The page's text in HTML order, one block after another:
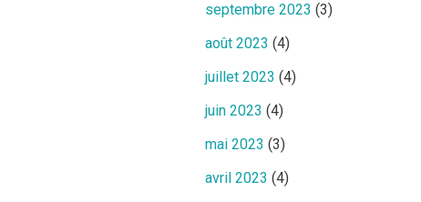
septembre 2023 (3)
août 2023 (4)
juillet 2023 (4)
juin 2023 (4)
mai 2023 (3)
avril 2023 (4)